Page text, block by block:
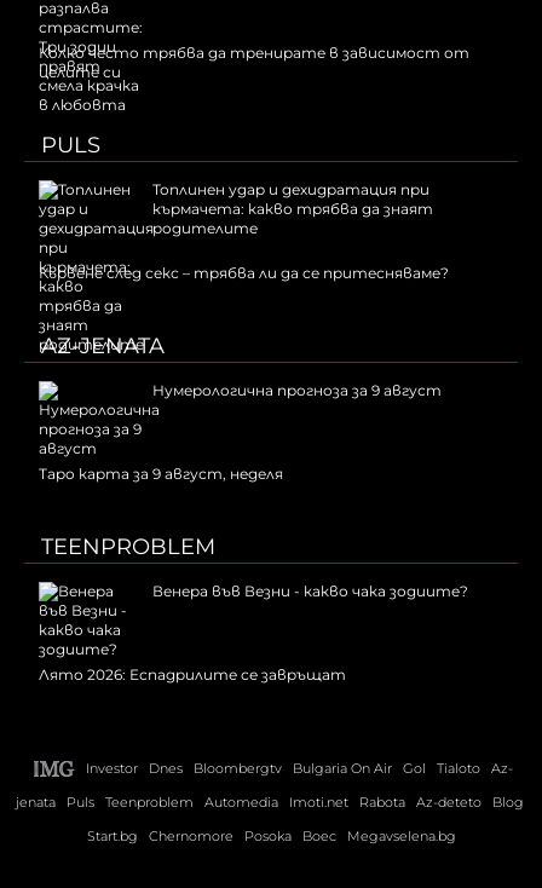
Колко често трябва да тренирате в зависимост от
целите си
PULS
Топлинен удар и дехидратация при
кърмачета: какво трябва да знаят
родителите
Кървене след секс – трябва ли да се притесняваме?
AZ-JENATA
Нумерологична прогноза за 9 август
Таро карта за 9 август, неделя
TEENPROBLEM
Венера във Везни - какво чака зодиите?
Лято 2026: Еспадрилите се завръщат
Investor Dnes Bloombergtv Bulgaria On Air Gol Tialoto
Az-
jenata
Puls Teenproblem Automedia Imoti.net Rabota Az-deteto
Blog
Start.bg
Chernomore Posoka Boec Megavselena.bg